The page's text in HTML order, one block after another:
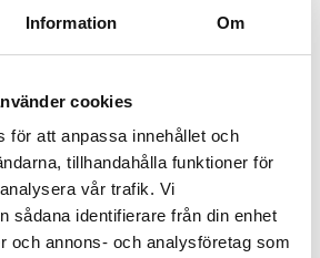
Information Om
cookies
för att anpassa innehållet och
tillhandahålla funktioner för
vår trafik. Vi
sådana identifierare från din enhet
och annons- och analysföretag som
i sjön –
på
Snart 20 år i tjänst – nu
grunderna